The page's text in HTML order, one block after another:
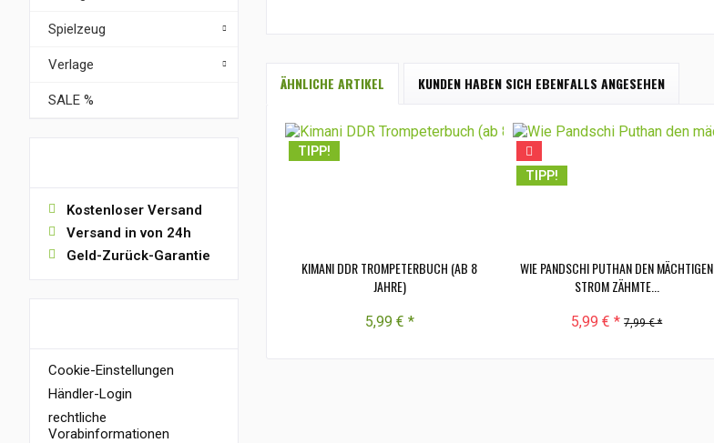
Spielzeug
Verlage
SALE %
Kostenloser Versand
Versand in von 24h
Geld-Zurück-Garantie
Cookie-Einstellungen
Händler-Login
rechtliche
Vorabinformationen
ÄHNLICHE ARTIKEL KUNDEN HABEN SICH EBENFALLS ANGESEHEN
TIPP!
KIMANI DDR TROMPETERBUCH (AB 8
JAHRE)
5,99 € *
TIPP!
WIE PANDSCHI PUTHAN DEN MÄCHTIGEN
STROM ZÄHMTE...
5,99 € * 7,99 € *